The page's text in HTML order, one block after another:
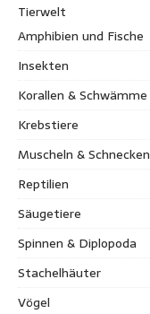
Tierwelt
Amphibien und Fische
Insekten
Korallen & Schwämme
Krebstiere
Muscheln & Schnecken
Reptilien
Säugetiere
Spinnen & Diplopoda
Stachelhäuter
Vögel